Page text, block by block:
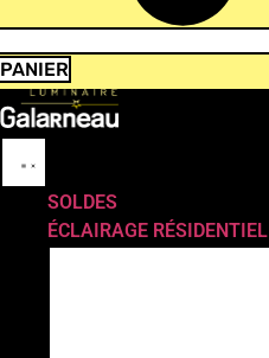
PANIER
SOLDES
ÉCLAIRAGE RÉSIDENTIEL